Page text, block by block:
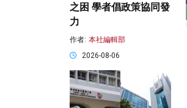
之困 學者倡政策協同發
力
作者: 本社編輯部
2026-08-06